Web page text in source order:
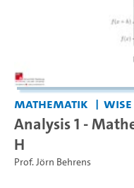
Mathematik
Analysis 1 -
H
Prof. Jörn Behrens